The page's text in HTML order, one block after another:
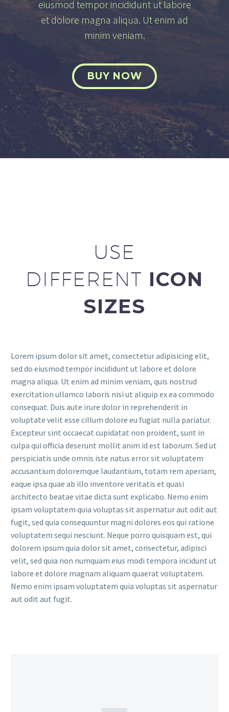
eiusmod tempor incididunt ut labore
et dolore magna aliqua. Ut enim ad
minim veniam.
BUY NOW
USE
DIFFERENT ICON
SIZES
Lorem ipsum dolor sit amet, consectetur adipisicing elit,
sed do eiusmod tempor incididunt ut labore et dolore
magna aliqua. Ut enim ad minim veniam, quis nostrud
exercitation ullamco laboris nisi ut aliquip ex ea commodo
consequat. Duis aute irure dolor in reprehenderit in
voluptate velit esse cillum dolore eu fugiat nulla pariatur.
Excepteur sint occaecat cupidatat non proident, sunt in
culpa qui officia deserunt mollit anim id est laborum. Sed ut
perspiciatis unde omnis iste natus error sit voluptatem
accusantium doloremque laudantium, totam rem aperiam,
eaque ipsa quae ab illo inventore veritatis et quasi
architecto beatae vitae dicta sunt explicabo. Nemo enim
ipsam voluptatem quia voluptas sit aspernatur aut odit aut
fugit, sed quia consequuntur magni dolores eos qui ratione
voluptatem sequi nesciunt. Neque porro quisquam est, qui
dolorem ipsum quia dolor sit amet, consectetur, adipisci
velit, sed quia non numquam eius modi tempora incidunt ut
labore et dolore magnam aliquam quaerat voluptatem.
Nemo enim ipsam voluptatem quia voluptas sit aspernatur
aut odit aut fugit.